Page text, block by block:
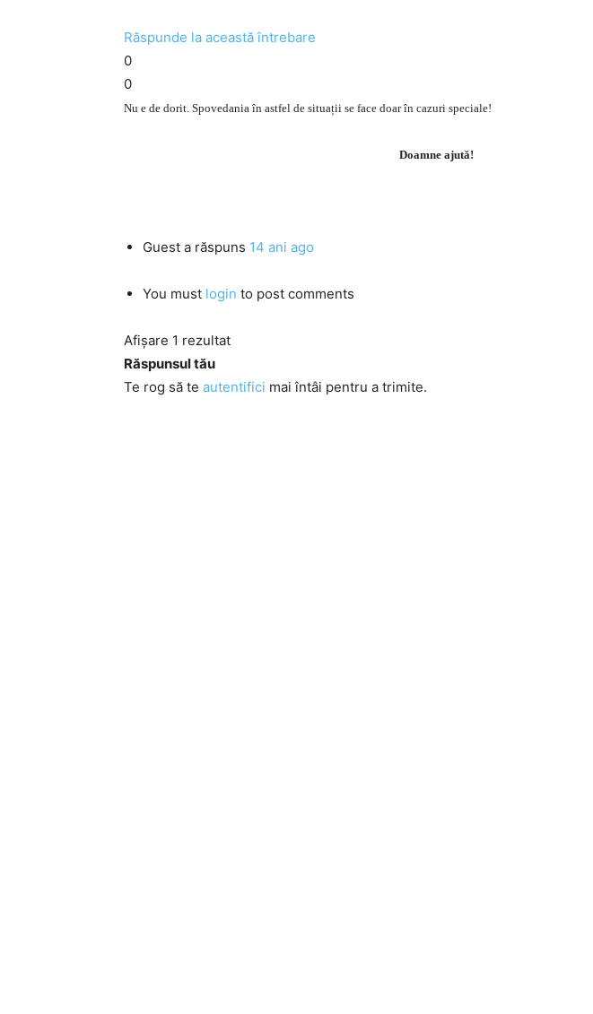
Răspunde la această întrebare
0
0
Nu e de dorit. Spovedania în astfel de situații se face doar în cazuri speciale!
Doamne ajută!
Guest a răspuns 14 ani ago
You must login to post comments
Afișare 1 rezultat
Răspunsul tău
Te rog să te autentifici mai întâi pentru a trimite.